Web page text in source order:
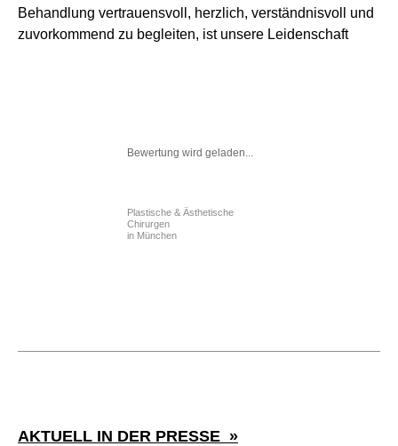
Behandlung vertrauensvoll, herzlich, verständnisvoll und
zuvorkommend zu begleiten, ist unsere Leidenschaft
Bewertung wird geladen...
Plastische & Ästhetische
Chirurgen
in München
AKTUELL IN DER PRESSE »